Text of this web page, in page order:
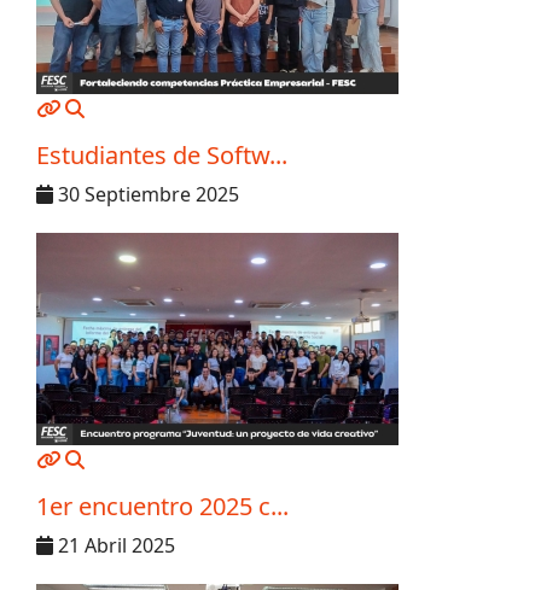
MOD_JTCS_VIEW_ARTICLE_LINK
Estudiantes de Softw...
30 Septiembre 2025
MOD_JTCS_VIEW_ARTICLE_LINK
1er encuentro 2025 c...
21 Abril 2025